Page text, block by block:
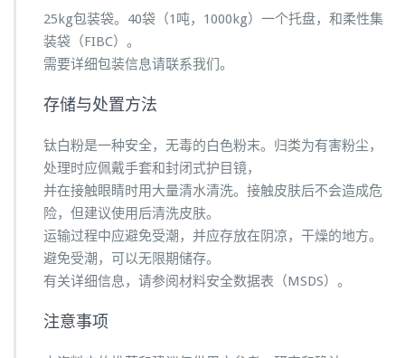
25kg包装袋。40袋（1吨，1000kg）一个托盘，和柔性集
装袋（FIBC）。
需要详细包装信息请联系我们。
存储与处置方法
钛白粉是一种安全，无毒的白色粉末。归类为有害粉尘，
处理时应佩戴手套和封闭式护目镜，
并在接触眼睛时用大量清水清洗。接触皮肤后不会造成危
险，但建议使用后清洗皮肤。
运输过程中应避免受潮，并应存放在阴凉，干燥的地方。
避免受潮，可以无限期储存。
有关详细信息，请参阅材料安全数据表（MSDS）。
注意事项